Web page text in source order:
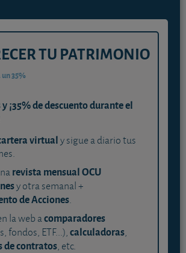
TU PATRIMONIO
35%
¡35% de descuento durante el
virtualy sigue a diario tus
revista mensual OCU
y otra semanal +
de Acciones.
la web acomparadores
fondos, ETF...),calculadoras,
de contratos, etc.